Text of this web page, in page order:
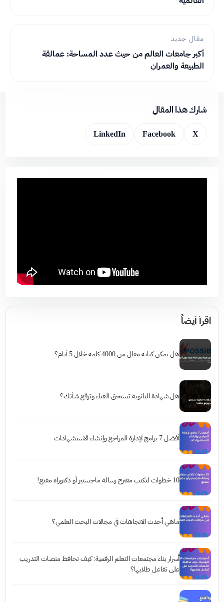
مقال جديد
أكبر جامعات العالم من حيث عدد المساحة: عمالقة
الطبيعة والعمران
شارك هذا المقال
X
Facebook
LinkedIn
اقرأ أيضاً
هل يمكن كتابة مقال من 4000 كلمة خلال 5 أيام؟
هل شهادة الثانوية تستحق العناء وترفع شأنك؟
أفضل 7 برامج لإدارة المراجع وإنشاء الاستشهادات
10 خطوات لتكتب مقترح رسالة ماجستير أو دكتوراه مقنع!
ماهي أحدث الاتجاهات في مجالات البحث العلمي؟
أسرار بناء مجتمعات التعلم الرقمية: كيف تحافظ منصات التدريب
على تفاعل طلابها؟